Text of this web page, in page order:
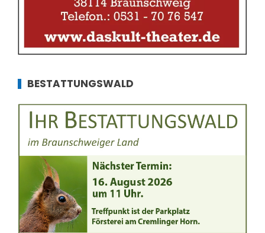
BESTATTUNGSWALD